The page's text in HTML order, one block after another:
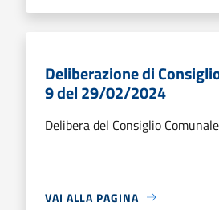
Deliberazione di
9 del 29/02/2024
Delibera del Consiglio Comunale
VAI ALLA PAGINA